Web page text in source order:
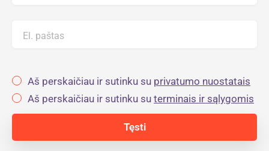
El. paštas
Aš perskaičiau ir sutinku su privatumo nuostatais
Aš perskaičiau ir sutinku su terminais ir sąlygomis